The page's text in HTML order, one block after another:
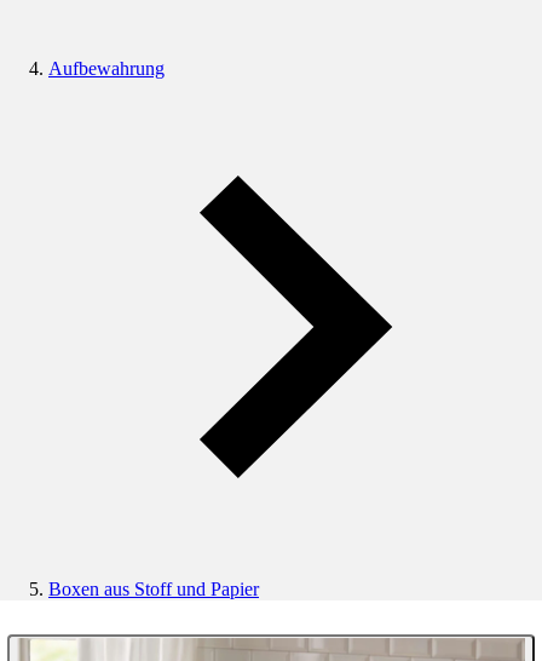
Aufbewahrung
Boxen aus Stoff und Papier